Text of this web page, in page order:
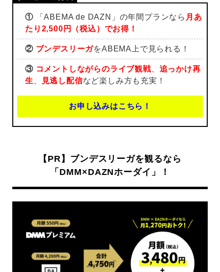
①「ABEMA de DAZN」の年間プランなら 月あ
たり2,500円（税込）でお得！
② ブンデスリーガをABEMA上で見られる！
③ コメントしながらのライブ観戦、 追っかけ再
生
見逃し配信など楽しみ方も充実！
お申し込みはこちら！
【PR】ブンデスリーガを観るなら
「DMM×DAZNホーダイ」！